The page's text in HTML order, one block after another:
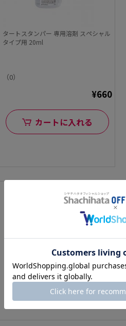
タートスタンパー 専用溶剤 スペシャル
タイプ用 20ml
（0）
¥660
カートに入れる
関連カテゴリ
SOL-21
SOL-22
SOL-23A
SOL-25